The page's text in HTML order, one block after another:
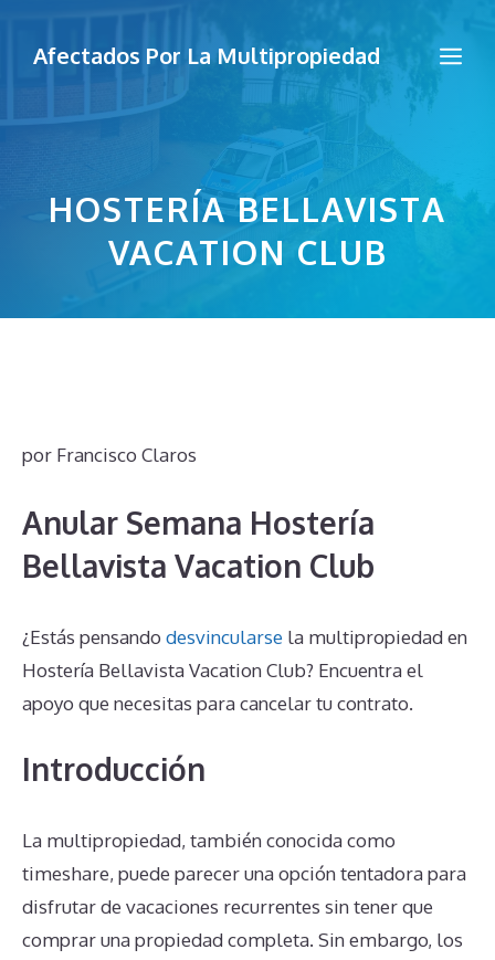
Afectados Por La Multipropiedad
HOSTERÍA BELLAVISTA
VACATION CLUB
por Francisco Claros
Anular Semana Hostería
Bellavista Vacation Club
¿Estás pensando desvincularse la multipropiedad en
Hostería Bellavista Vacation Club? Encuentra el
apoyo que necesitas para cancelar tu contrato.
Introducción
La multipropiedad, también conocida como
timeshare, puede parecer una opción tentadora para
disfrutar de vacaciones recurrentes sin tener que
comprar una propiedad completa. Sin embargo, los